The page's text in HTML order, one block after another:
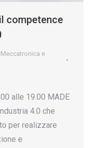
competence
Meccatronica e
alle 19.00 MADE
4.0 che
per realizzare
e